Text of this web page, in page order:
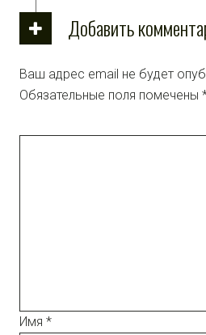
Добавить
Ваш адрес email не будет
Обязательные поля помечены
Имя *